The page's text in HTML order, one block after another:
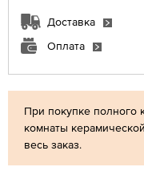
При покупке полного
комнаты
весь заказ.
Доставка
Оплата